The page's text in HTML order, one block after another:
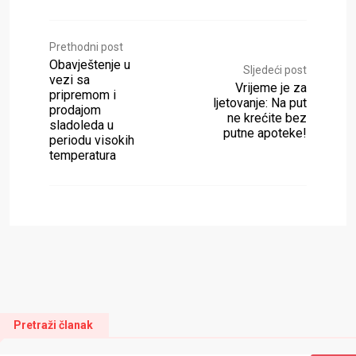
Prethodni post
Obavještenje u
vezi sa
pripremom i
prodajom
sladoleda u
periodu visokih
temperatura
Sljedeći post
Vrijeme je za
ljetovanje: Na put
ne krećite bez
putne apoteke!
Pretraži članak